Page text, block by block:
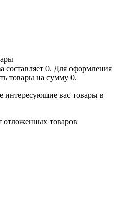
составляет 0. Для оформления
товары на сумму 0.
интересующие вас товары в
отложенных товаров